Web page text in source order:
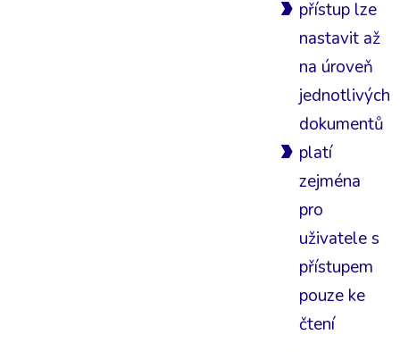
přístup lze
nastavit až
na úroveň
jednotlivých
dokumentů
platí
zejména
pro
uživatele s
přístupem
pouze ke
čtení